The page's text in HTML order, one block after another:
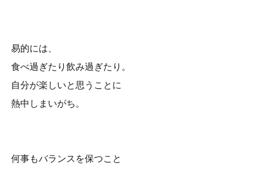
易的には、
食べ過ぎたり飲み過ぎたり。
自分が楽しいと思うことに
熱中しまいがち。
何事もバランスを保つこと